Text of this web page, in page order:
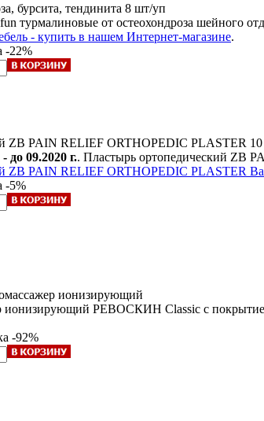
бурсита, тендинита 8 шт/уп
турмалиновые от остеохондроза шейного
- купить в нашем Интернет-магазине.
-22%
ZB PAIN RELIEF ORTHOPEDIC PLASTER
до 09.2020 г.. Пластырь ортопедический ZB
ZB PAIN RELIEF ORTHOPEDIC PLASTER
-5%
ионизирующий
ионизирующий РЕВОСКИН Classic с
-92%